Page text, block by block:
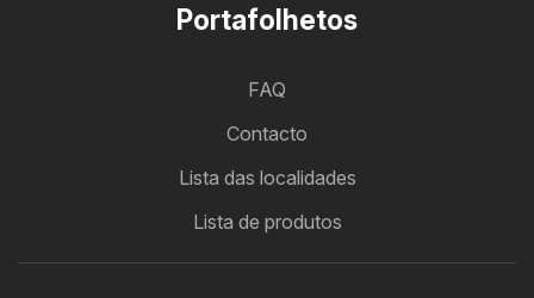
Portafolhetos
FAQ
Contacto
Lista das localidades
Lista de produtos